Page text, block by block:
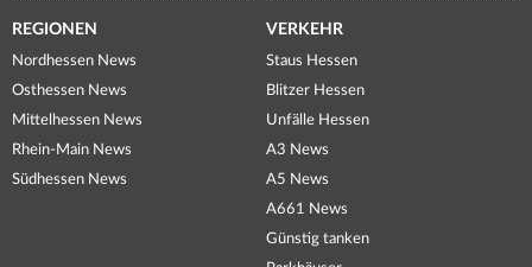
REGIONEN
Nordhessen News
Osthessen News
Mittelhessen News
Rhein-Main News
Südhessen News
VERKEHR
Staus Hessen
Blitzer Hessen
Unfälle Hessen
A3 News
A5 News
A661 News
Günstig tanken